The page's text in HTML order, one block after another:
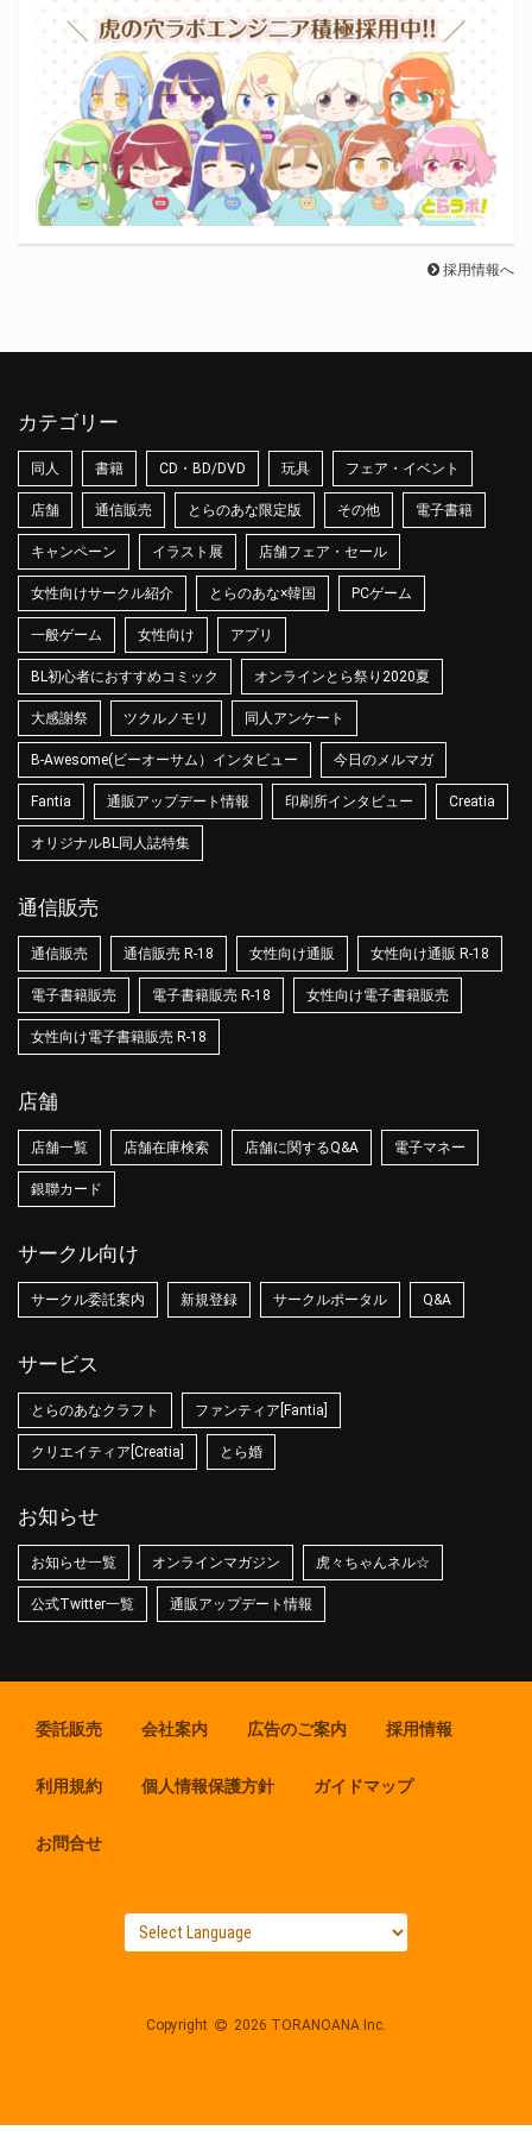
採用情報へ
カテゴリー
同人 書籍 CD・BD/DVD 玩具 フェア・イベント
店舗 通信販売 とらのあな限定版 その他 電子書籍
キャンペーン イラスト展 店舗フェア・セール
女性向けサークル紹介 とらのあな×韓国 PCゲーム
一般ゲーム 女性向け アプリ
BL初心者におすすめコミック オンラインとら祭り2020夏
大感謝祭 ツクルノモリ 同人アンケート
B-Awesome(ビーオーサム）インタビュー 今日のメルマガ
Fantia 通販アップデート情報 印刷所インタビュー Creatia
オリジナルBL同人誌特集
通信販売
通信販売 通信販売 R-18 女性向け通販 女性向け通販 R-18
電子書籍販売 電子書籍販売 R-18 女性向け電子書籍販売
女性向け電子書籍販売 R-18
店舗
店舗一覧 店舗在庫検索 店舗に関するQ&A 電子マネー
銀聯カード
サークル向け
サークル委託案内 新規登録 サークルポータル Q&A
サービス
とらのあなクラフト ファンティア[Fantia]
クリエイティア[Creatia] とら婚
お知らせ
お知らせ一覧 オンラインマガジン 虎々ちゃんネル☆
公式Twitter一覧 通販アップデート情報
委託販売 会社案内 広告のご案内 採用情報
利用規約 個人情報保護方針 ガイドマップ
お問合せ
Copyright 2026 TORANOANA Inc.